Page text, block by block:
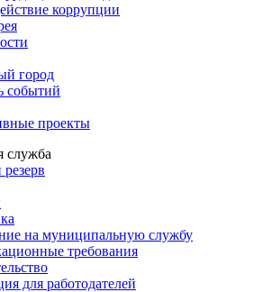
коррупции
город
событий
проекты
служба
на муниципальную службу
требования
для работодателей